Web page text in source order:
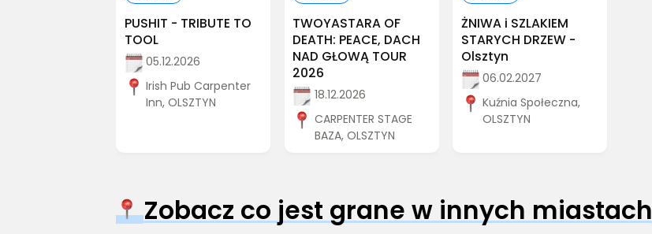
PUSHIT - TRIBUTE TO
TOOL
05.12.2026
Irish Pub Carpenter
Inn, OLSZTYN
TWOYASTARA OF
DEATH: PEACE, DACH
NAD GŁOWĄ TOUR
2026
18.12.2026
CARPENTER STAGE
BAZA, OLSZTYN
ŻNIWA i SZLAKIEM
STARYCH DRZEW -
Olsztyn
06.02.2027
Kuźnia Społeczna,
OLSZTYN
Zobacz co jest grane w innych miastach